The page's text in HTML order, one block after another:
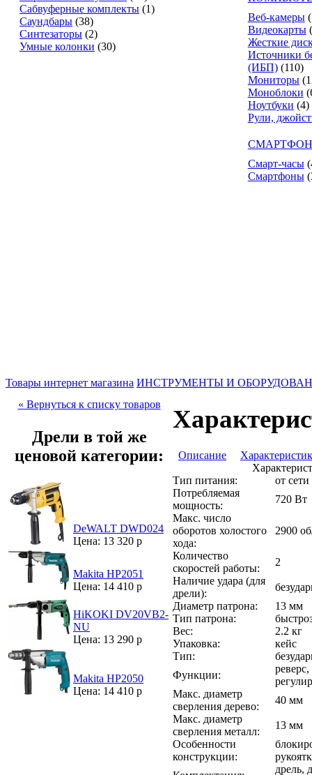
Сабвуферные комплекты (1)
Саундбары (38)
Синтезаторы (2)
Умные колонки (30)
Веб-камеры
Видеокарты
Жесткие
Источники
(ИБП) (110)
Мониторы
Моноблоки
Ноутбуки (4)
Рули,
Смарт-часы
Смартфоны
Товары интернет магазина ИНСТРУМЕНТЫ И
« Вернуться к списку товаров
Дрели в той же
ценовой категории:
DeWALT DWD024
Цена: 13 320 р
Makita HP2051
Цена: 14 410 р
HiKOKI DV20VB2-
NU
Цена: 13 290 р
Makita HP2050
Цена: 14 410 р
Описание
Тип питания:
от сети
Потребляемая
мощность:
720 Вт
Макс. число
оборотов холостого
хода:
2900
Количество
скоростей работы:
2
Наличие удара (для
дрели):
Диаметр патрона:
13 мм
Тип патрона:
Вес:
2.2 кг
Упаковка:
кейс
Тип:
Функции:
Макс. диаметр
сверления дерево:
40 мм
Макс. диаметр
сверления металл:
13 мм
Особенности
конструкции:
дрель,